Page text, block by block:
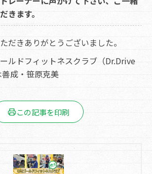
きます。
だきありがとうございました。
ルドフィットネスクラブ（Dr.Drive
成・笹原克美
この記事を印刷